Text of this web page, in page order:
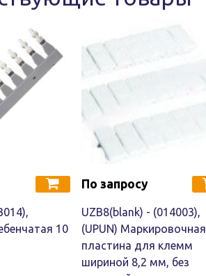
10
По запросу
UZB8(blank) - (014003),
(UPUN) Маркировочная
пластина для клемм
шириной 8,2 мм, без